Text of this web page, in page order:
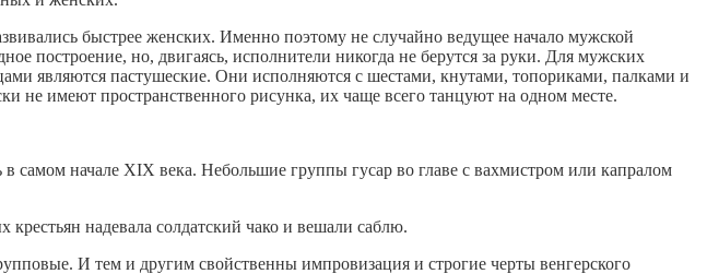
быстрее женских. Именно поэтому не случайно ведущее начало мужской
построение, но, двигаясь, исполнители никогда не берутся за руки. Для мужских
являются пастушеские. Они исполняются с шестами, кнутами, топориками, палками и
не имеют пространственного рисунка, их чаще всего танцуют на одном месте.
самом начале XIX века. Небольшие группы гусар во главе с вахмистром или капралом
надевала солдатский чако и вешали саблю.
И тем и другим свойственны импровизация и строгие черты венгерского